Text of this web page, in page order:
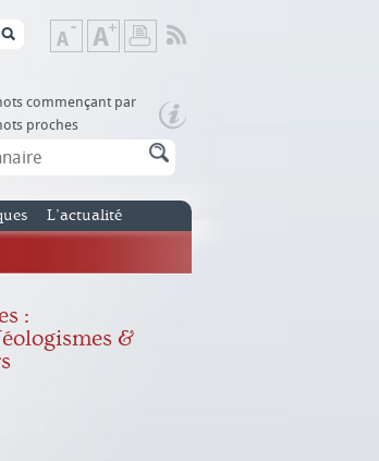
Diminuer
la
de
Augmenter
la
de
commençant par
proches
L’actualité
:
&